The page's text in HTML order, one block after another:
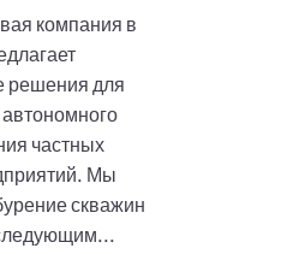
компания в
решения для
частных
Мы
скважин